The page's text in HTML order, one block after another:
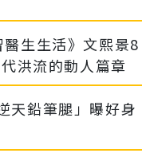
醫生生活》文熙景8
洪流的動人篇章
天鉛筆腿」曝好身